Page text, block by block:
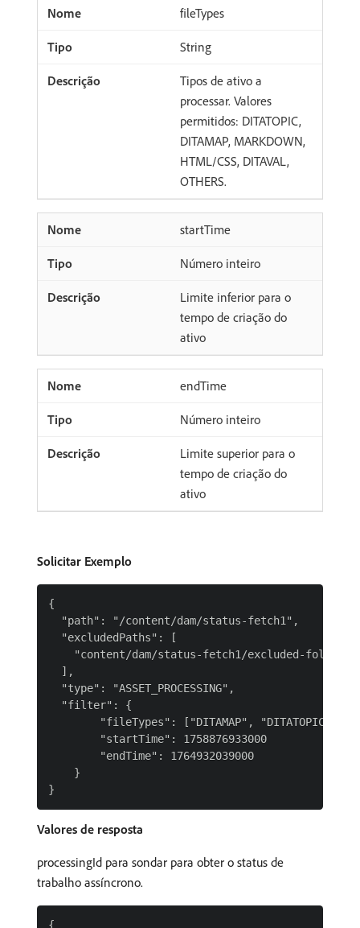
fileTypes
String
Tipos de ativo a
processar. Valores
permitidos: DITATOPIC,
DITAMAP, MARKDOWN,
HTML/CSS, DITAVAL,
OTHERS.
startTime
Número inteiro
Limite inferior para o
tempo de criação do
ativo
endTime
Número inteiro
Limite superior para o
tempo de criação do
ativo
Solicitar Exemplo
{
  "path": "/content/dam/status-fetch1",
  "excludedPaths": [
    "content/dam/status-fetch1/excluded-folder"
  ],
  "type": "ASSET_PROCESSING",
  "filter": {
        "fileTypes": ["DITAMAP", "DITATOPIC"],
        "startTime": 1758876933000
        "endTime": 1764932039000
    }
Valores de resposta
processingId para sondar para obter o status de
trabalho assíncrono.
{